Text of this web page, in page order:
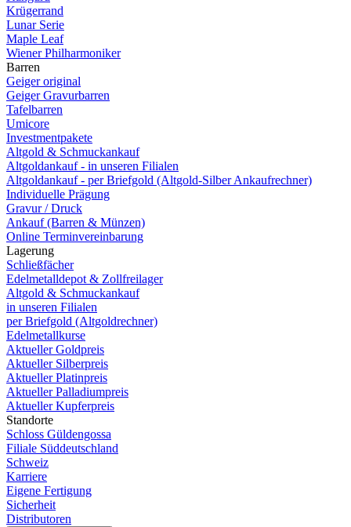
Krügerrand
Lunar Serie
Maple Leaf
Wiener Philharmoniker
Barren
Geiger original
Geiger Gravurbarren
Tafelbarren
Umicore
Investmentpakete
Altgold & Schmuckankauf
Altgoldankauf - in unseren Filialen
Altgoldankauf - per Briefgold (Altgold-Silber Ankaufrechner)
Individuelle Prägung
Gravur / Druck
Ankauf (Barren & Münzen)
Online Terminvereinbarung
Lagerung
Schließfächer
Edelmetalldepot & Zollfreilager
Altgold & Schmuckankauf
in unseren Filialen
per Briefgold (Altgoldrechner)
Edelmetallkurse
Aktueller Goldpreis
Aktueller Silberpreis
Aktueller Platinpreis
Aktueller Palladiumpreis
Aktueller Kupferpreis
Standorte
Schloss Güldengossa
Filiale Süddeutschland
Schweiz
Karriere
Eigene Fertigung
Sicherheit
Distributoren